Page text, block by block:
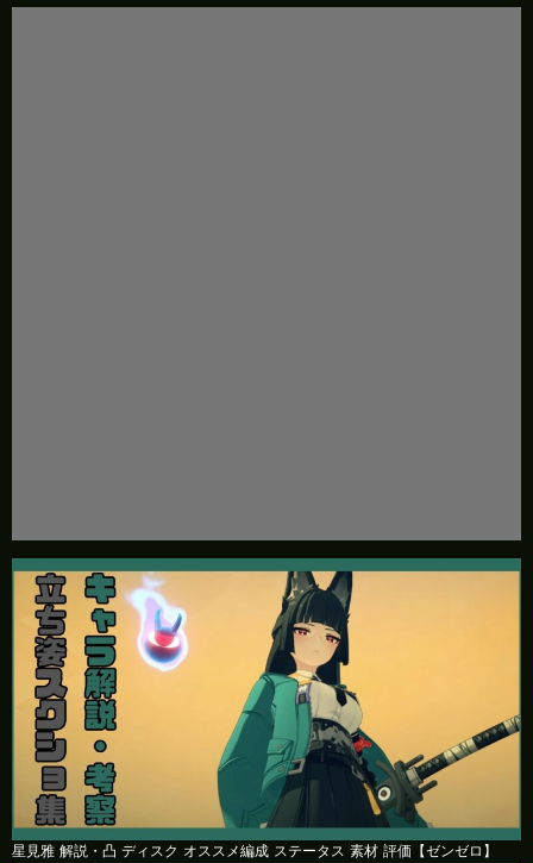
星見雅 解説・凸 ディスク オススメ編成 ステータス 素材 評価【ゼンゼロ】